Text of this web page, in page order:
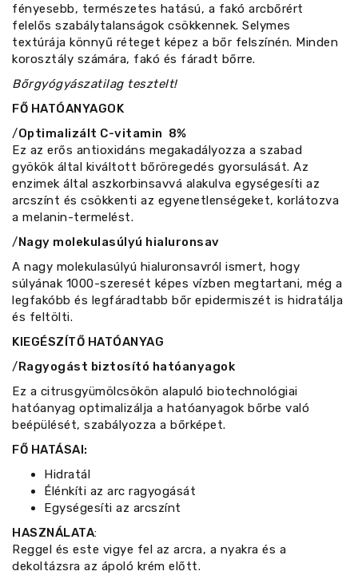
fényesebb, természetes hatású, a fakó arcbőrért
felelős szabálytalanságok csökkennek. Selymes
textúrája könnyű réteget képez a bőr felszínén. Minden
korosztály számára, fakó és fáradt bőrre.
Bőrgyógyászatilag tesztelt!
FŐ HATÓANYAGOK
/Optimalizált C-vitamin 8%
Ez az erős antioxidáns megakadályozza a szabad
gyökök által kiváltott bőröregedés gyorsulását. Az
enzimek által aszkorbinsavvá alakulva egységesíti az
arcszínt és csökkenti az egyenetlenségeket, korlátozva
a melanin-termelést.
/Nagy molekulasúlyú hialuronsav
A nagy molekulasúlyú hialuronsavról ismert, hogy
súlyának 1000-szeresét képes vízben megtartani, még a
legfakóbb és legfáradtabb bőr epidermiszét is hidratálja
és feltölti.
KIEGÉSZÍTŐ HATÓANYAG
/Ragyogást biztosító hatóanyagok
Ez a citrusgyümölcsökön alapuló biotechnológiai
hatóanyag optimalizálja a hatóanyagok bőrbe való
beépülését, szabályozza a bőrképet.
FŐ HATÁSAI:
Hidratál
Élénkíti az arc ragyogását
Egységesíti az arcszínt
HASZNÁLATA:
Reggel és este vigye fel az arcra, a nyakra és a
dekoltázsra az ápoló krém előtt.